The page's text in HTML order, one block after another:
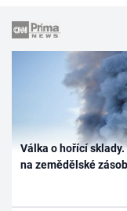
Válka o hořící
na zemědělské